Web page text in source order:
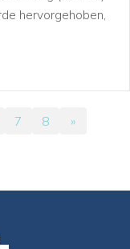
hervorgehoben,
7 8 »